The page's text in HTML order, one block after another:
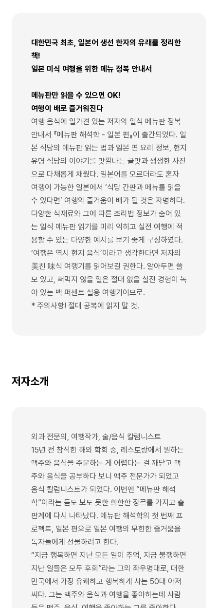
대한민국 최초, 일본어 생선 한자의 유래를 정리한
책!
일본 미식 여행을 위한 메뉴 정복 안내서
메뉴판만 읽을 수 있으면 OK!
여행이 배로 즐거워진다
여행 음식에 일가견 있는 저자의 일식 메뉴판 정복
안내서 『메뉴판 해석학 - 일본 편』이 출간되었다. 일
본 식당의 메뉴판 읽는 법과 일본 면 요리 정보, 현지
유명 식당의 이야기를 맛깔나는 글맛과 생생한 사진
으로 다채롭게 채웠다. 일본어를 모르더라도 혼자
여행이 가능한 일본에서 ‘식당 간판과 메뉴를 읽을
수 있다면’ 여행의 즐거움이 배가 될 것은 자명하다.
다양한 식재료와 그에 따른 조리법 정보가 숨어 있
는 일식 메뉴판 읽기를 미리 익히고 실전 여행에 적
용할 수 있는 다양한 예시를 보기 좋게 구성하였다.
‘여행은 역시 현지 음식’이라고 생각한다면 저자의
美친 味식 여행기를 읽어보길 권한다. 알아두면 쓸
모 있고, 써먹지 않을 일은 절대 없을 실전 경험이 녹
아 있는 백 퍼센트 실용 여행기이므로.
* 주의사항! 절대 공복에 읽지 말 것.
저자소개
외과 전문의, 여행작가, 술/음식 칼럼니스트
15년 전 참석한 해외 학회 중, 레스토랑에서 원하는
맥주와 음식을 주문하는 게 어렵다는 걸 깨닫고 맥
주와 음식을 공부하다 보니 맥주 전문가가 되었고
음식 칼럼니스트가 되었다. 이번엔 “메뉴판 해석
학”이라는 듣도 보도 못한 희한한 장르를 가지고 출
판계에 다시 나타났다. 메뉴판 해석학의 첫 번째 프
로젝트, 일본 편으로 일본 여행의 무한한 즐거움을
독자들에게 선물하려고 한다.
“지금 행복하면 지난 모든 일이 추억, 지금 불행하면
지난 일들은 모두 후회”라는 그의 좌우명대로, 대한
민국에서 가장 유쾌하고 행복하게 사는 50대 아저
씨다. 그는 맥주와 음식과 여행을 좋아하는데 사람